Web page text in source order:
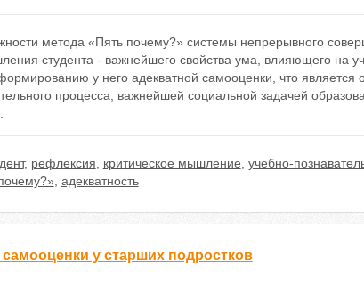
метода «Пять почему?» системы непрерывного
студента - важнейшего свойства ума, влияющего на
у него адекватной самооценки, что является
процесса, важнейшей социальной задачей
, рефлексия критическое мышление учебно-
адекватность
у старших подростков